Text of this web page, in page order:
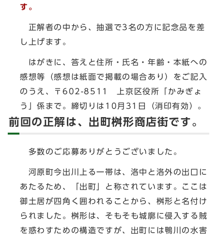
す。
正解者の中から、抽選で3名の方に記念品を差
し上げます。
はがきに、答えと住所・氏名・年齢・本紙への
感想等（感想は紙面で掲載の場合あり）をご記入
のうえ、〒602-8511 上京区役所「かみぎょ
う」係まで。締切りは10月31日（消印有効）。
前回の正解は、出町桝形商店街です。
多数のご応募ありがとうございました。
河原町今出川上る一帯は、洛中と洛外の出口に
あたるため、「出町」と称されています。ここは
御土居が四角く囲われることから、桝形と名付け
られました。桝形は、そもそも城廓に侵入する賊
を惑わすための構造ですが、出町には鴨川の水害